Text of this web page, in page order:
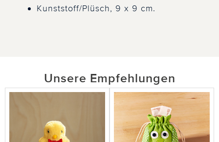
Kunststoff/Plüsch, 9 x 9 cm.
Unsere Empfehlungen